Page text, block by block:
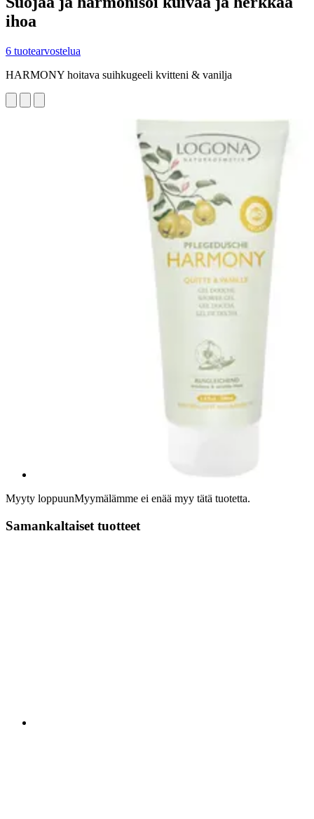
ihoa
6 tuotearvostelua
HARMONY hoitava suihkugeeli kvitteni & vanilja
Myyty loppuunMyymälämme ei enää myy tätä tuotetta.
Samankaltaiset tuotteet